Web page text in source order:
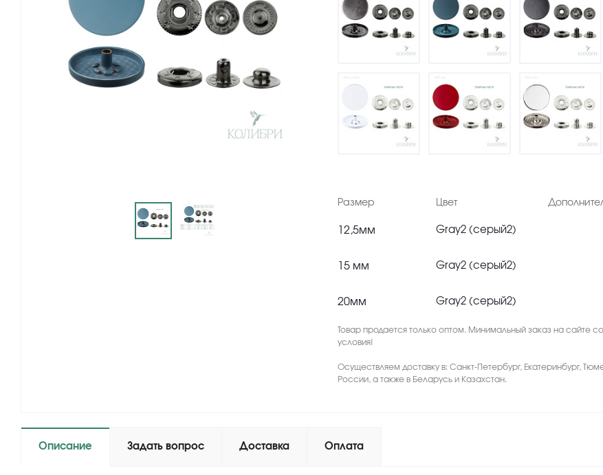
Размер Цвет
12,5мм Gray2 (серый2)
15 мм Gray2 (серый2)
20мм Gray2 (серый2)
Товар продается только оптом. Минимальный заказ на сайте
условия!
Осуществляем доставку в: Санкт-Петербург, Екатеринбург,
России, а также в Беларусь и Казахстан.
Описание Задать вопрос Доставка Оплата